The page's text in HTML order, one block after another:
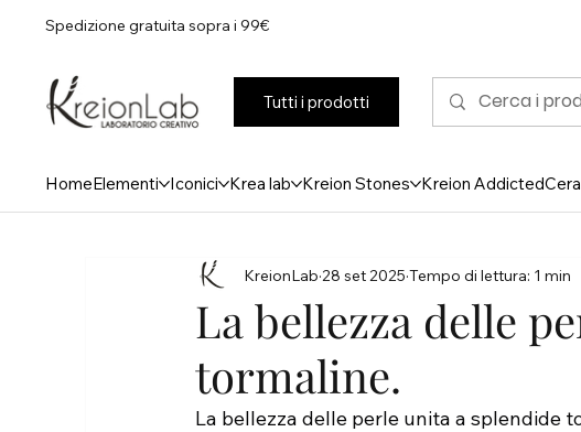
Spedizione gratuita sopra i 99€
Tutti i prodotti
HomeElementi Iconici Krea lab Kreion Stones Kreion Addicted
La bellezza delle
tormaline.
KreionLab 28 set 2025 Tempo di lettura: 1 min
La bellezza delle perle unita a splendide